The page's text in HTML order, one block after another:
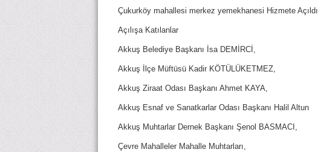
Çukurköy mahallesi merkez yemekhanesi Hizmete Açıldı
Açılışa Katılanlar
Akkuş Belediye Başkanı İsa DEMİRCİ,
Akkuş İlçe Müftüsü Kadir KÖTÜLÜKETMEZ,
Akkuş Ziraat Odası Başkanı Ahmet KAYA,
Akkuş Esnaf ve Sanatkarlar Odası Başkanı Halil Altun
Akkuş Muhtarlar Dernek Başkanı Şenol BASMACI,
Çevre Mahalleler Mahalle Muhtarları,